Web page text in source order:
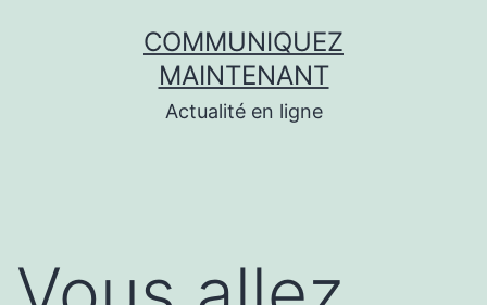
COMMUNIQUEZ
MAINTENANT
Actualité en ligne